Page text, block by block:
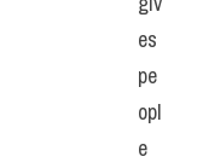
es
pe
opl
e